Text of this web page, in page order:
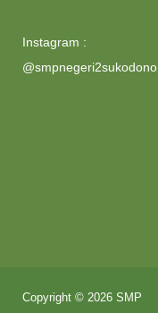
Instagram :
@smpnegeri2sukodono
Copyright © 2026 SMP